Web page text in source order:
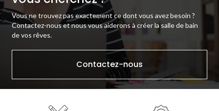
Vous ne trouvez pas exactement ce dont vous avez besoin ?
Contactez-nous et nous vous aiderons à créer la salle de bain
de vos rêves.
Contactez-nous